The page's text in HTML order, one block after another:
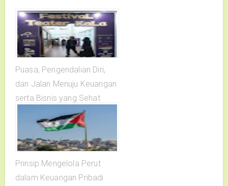
Puasa, Pengendalian Diri,
dan Jalan Menuju Keuangan
serta Bisnis yang Sehat
Prinsip Mengelola Perut
dalam Keuangan Pribadi